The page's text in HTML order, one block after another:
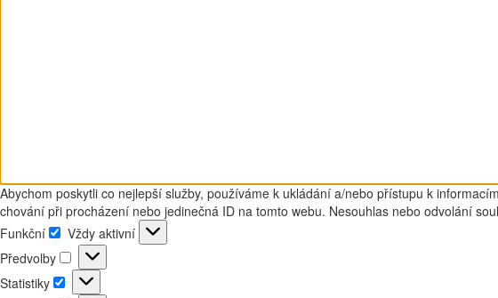
Abychom poskytli co nejlepší služby, používáme k ukládání a/nebo přístupu k
chování při procházení nebo jedinečná ID na tomto webu. Nesouhlas nebo odvolání
Funkční
Funkční
Vždy aktivní
Předvolby
Předvolby
Statistiky
Statistiky